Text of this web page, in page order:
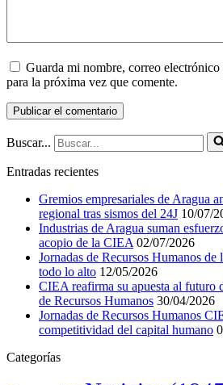
Guarda mi nombre, correo
para la próxima vez que comente.
Buscar...
Entradas recientes
Gremios empresariales de Aragua
regional tras sismos del 24J 10/07/
Industrias de Aragua suman
acopio de la CIEA 02/07/2026
Jornadas de Recursos Humanos
todo lo alto 12/05/2026
CIEA reafirma su apuesta al futuro
de Recursos Humanos 30/04/2026
Jornadas de Recursos Humanos
competitividad del capital humano
Categorías